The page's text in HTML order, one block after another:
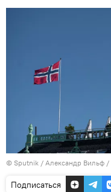
© Sputnik / Александр Вильф /
Подписаться